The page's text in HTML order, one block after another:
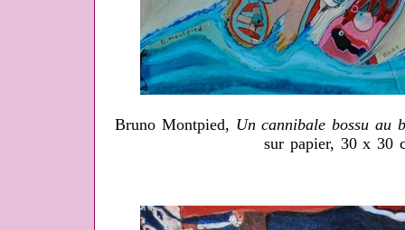
Bruno Montpied, Un cannibale bossu au
sur papier, 30 x 30